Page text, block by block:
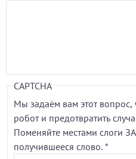
CAPTCHA
Мы задаём вам этот вопрос,
робот и предотвратить
Поменяйте местами слоги
получившееся слово. *